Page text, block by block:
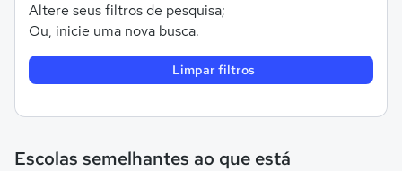
Altere seus filtros de pesquisa;
Ou, inicie uma nova busca.
Limpar filtros
Escolas semelhantes ao que está